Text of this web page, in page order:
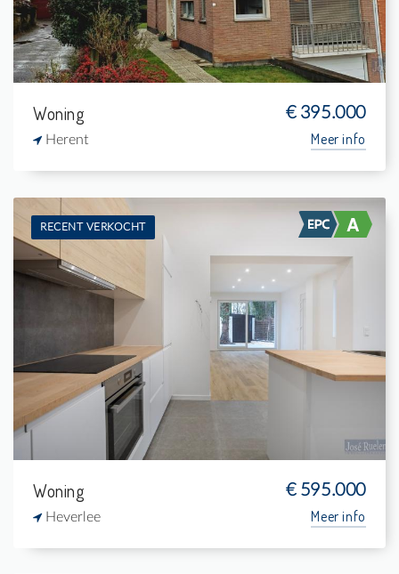
Woning € 395.000
Herent Meer info
RECENT VERKOCHT
Te koop: Burgerwoning
4
400 m²
-
Woning € 595.000
Heverlee Meer info